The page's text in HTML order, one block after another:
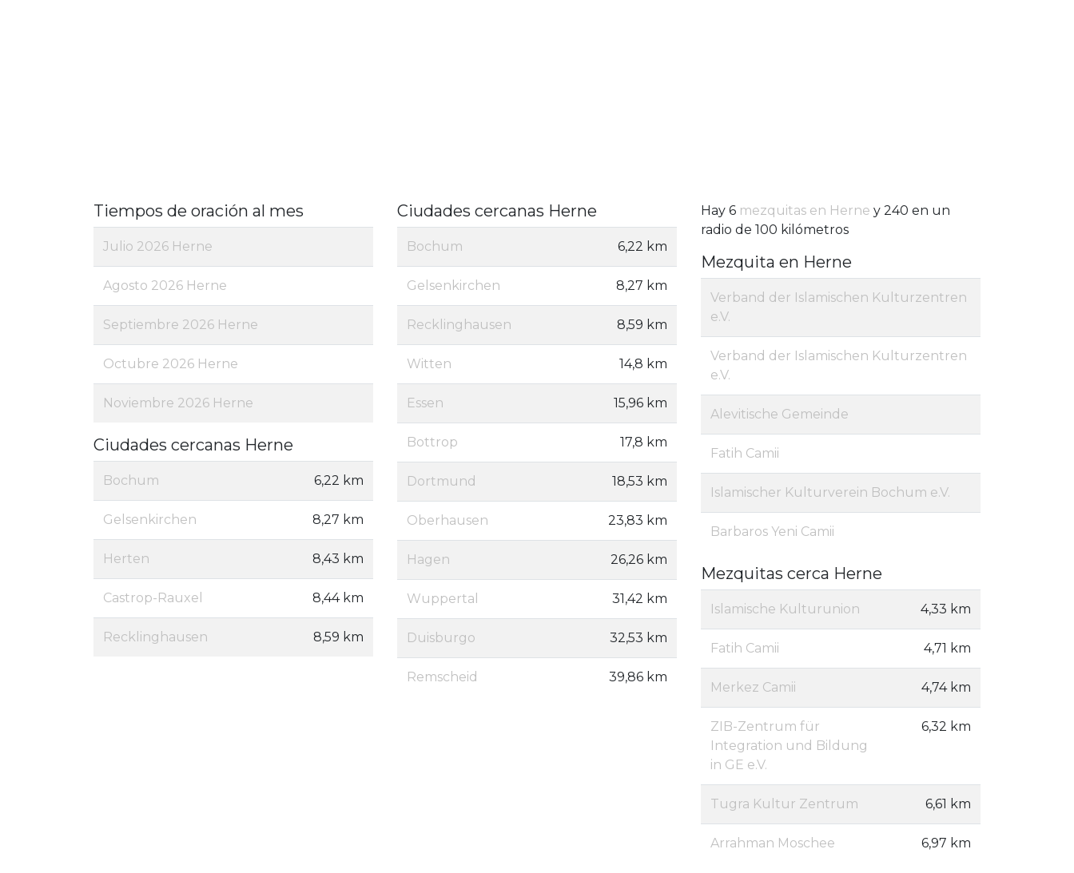
Tiempos de oración al mes
Julio 2026 Herne
Agosto 2026 Herne
Septiembre 2026 Herne
Octubre 2026 Herne
Noviembre 2026 Herne
Ciudades cercanas Herne
Bochum 6,22 km
Gelsenkirchen 8,27 km
Herten 8,43 km
Castrop-Rauxel 8,44 km
Recklinghausen 8,59 km
Ciudades cercanas Herne
Bochum 6,22 km
Gelsenkirchen 8,27 km
Recklinghausen 8,59 km
Witten 14,8 km
Essen 15,96 km
Bottrop 17,8 km
Dortmund 18,53 km
Oberhausen 23,83 km
Hagen 26,26 km
Wuppertal 31,42 km
Duisburgo 32,53 km
Remscheid 39,86 km
Hay 6 mezquitas en Herne y 240 en un
radio de 100 kilómetros
Mezquita en Herne
Verband der Islamischen Kulturzentren
e.V.
Verband der Islamischen Kulturzentren
e.V.
Alevitische Gemeinde
Fatih Camii
Islamischer Kulturverein Bochum e.V.
Barbaros Yeni Camii
Mezquitas cerca Herne
Islamische Kulturunion 4,33 km
Fatih Camii 4,71 km
Merkez Camii 4,74 km
ZIB-Zentrum für
Integration und Bildung
in GE e.V.
6,32 km
Tugra Kultur Zentrum 6,61 km
Arrahman Moschee 6,97 km